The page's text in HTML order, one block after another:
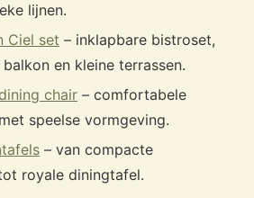
lijnen.
Ciel set – inklapbare bistroset,
en kleine terrassen.
chair – comfortabele
speelse vormgeving.
– van compacte
royale diningtafel.